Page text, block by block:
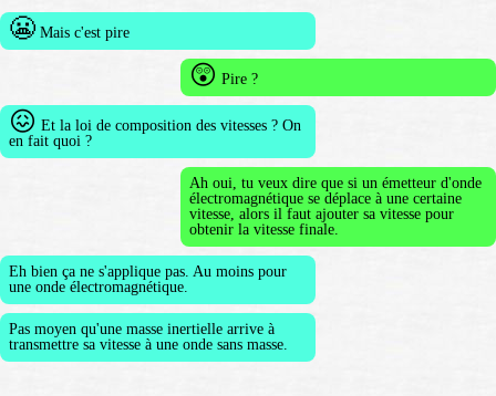
😬 Mais c'est pire
😲 Pire ?
😖 Et la loi de composition des vitesses ? On
en fait quoi ?
Ah oui, tu veux dire que si un émetteur d'onde
électromagnétique se déplace à une certaine
vitesse, alors il faut ajouter sa vitesse pour
obtenir la vitesse finale.
Eh bien ça ne s'applique pas. Au moins pour
une onde électromagnétique.
Pas moyen qu'une masse inertielle arrive à
transmettre sa vitesse à une onde sans masse.